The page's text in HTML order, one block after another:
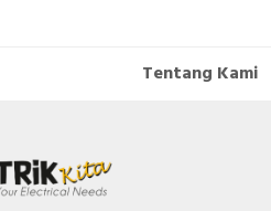
Tentang Kami